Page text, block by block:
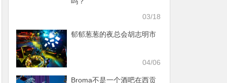
03/18
郁郁葱葱的夜总会胡志明市
04/06
Broma不是一个酒吧在西贡